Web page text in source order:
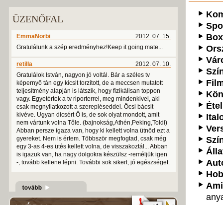
ÜZENŐFAL
2012. 07. 15.
EmmaNorbi
Gratulálunk a szép eredményhez!Keep it going mate...
2012. 07. 10.
retilla
Gratulálok István, nagyon jó voltál. Bár a széles tv
képernyő tán egy kicsit torzított, de a meccsen mutatott
teljesítmény alapján is látszik, hogy fizikálisan toppon
vagy. Egyetértek a tv riporterrel, meg mindenkivel, aki
csak megnyilatkozott a szerepléseddel. Öcsi bácsit
kivéve. Ugyan dicsért Ő is, de sok olyat mondott, amit
nem vártunk volna Tőle. (bajnokság,Athén,Peking,Toldi)
Abban persze igaza van, hogy ki kellett volna ütnöd ezt a
gyereket. Nem is értem. Többször megfogtad, csak még
egy 3-as 4-es ütés kellett volna, de visszakoztál... Abban
is igazuk van, ha nagy dolgokra készülsz -reméljük igen
-, tovább kellene lépni. További sok sikert, jó egészséget.